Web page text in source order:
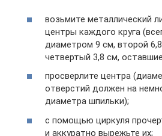
возьмите металлический
центры каждого круга
диаметром 9 см, второй
четвертый 3,8 см,
просверлите центра
отверстий должен на
диаметра шпильки);
с помощью циркуля
и аккуратно вырежьте их;